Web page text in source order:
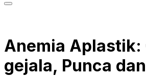
Anemia Aplastik:
gejala, Punca